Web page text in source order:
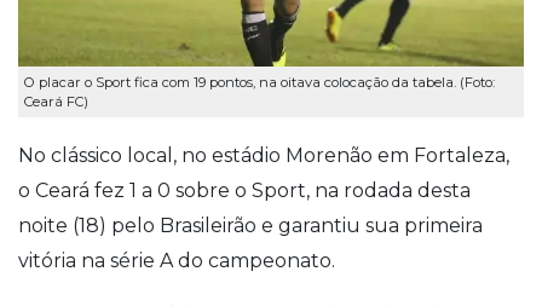
O placar o Sport fica com 19 pontos, na oitava colocação da tabela. (Foto:
Ceará FC)
No clássico local, no estádio Morenão em Fortaleza,
o Ceará fez 1 a 0 sobre o Sport, na rodada desta
noite (18) pelo Brasileirão e garantiu sua primeira
vitória na série A do campeonato.